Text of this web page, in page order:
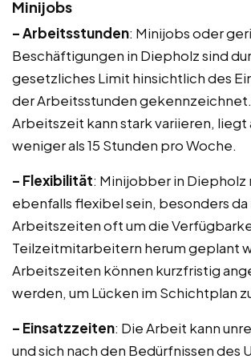
Minijobs
– Arbeitsstunden: Minijobs oder
Beschäftigungen in Diepholz sind
gesetzliches Limit hinsichtlich des
der Arbeitsstunden
Arbeitszeit kann stark variieren,
weniger als 15 Stunden pro Woche.
– Flexibilität: Minijobber in Diepholz
ebenfalls flexibel sein, besonders da
Arbeitszeiten oft um die
Teilzeitmitarbeitern herum geplant
Arbeitszeiten können kurzfristig
werden, um Lücken im Schichtplan
– Einsatzzeiten: Die Arbeit kann
und sich nach den Bedürfnissen des